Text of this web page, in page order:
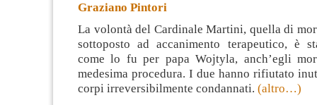
Graziano Pintori
La volontà del Cardinale Martini, quella di
sottoposto ad accanimento terapeutico, è
come lo fu per papa Wojtyla, anch’egli
medesima procedura. I due hanno rifiutato
corpi irreversibilmente condannati. (altro…)